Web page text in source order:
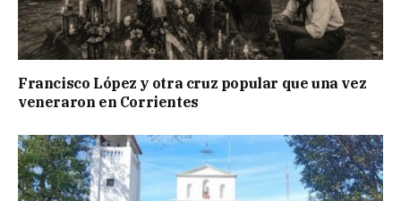
Francisco López y otra cruz popular que una vez
veneraron en Corrientes